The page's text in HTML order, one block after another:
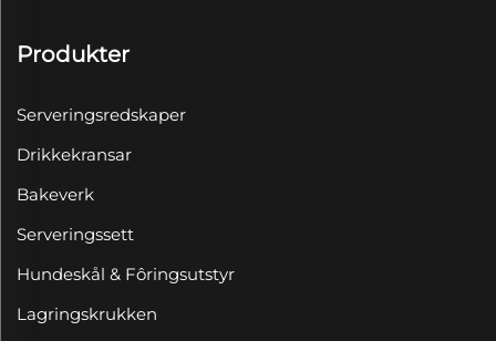
Produkter
Serveringsredskaper
Drikkekransar
Bakeverk
Serveringssett
Hundeskål & Fôringsutstyr
Lagringskrukken